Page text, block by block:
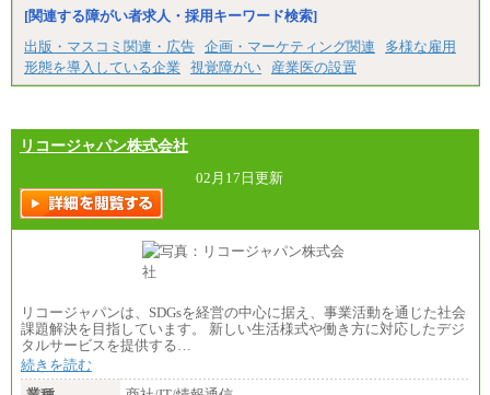
[関連する障がい者求人・採用キーワード検索]
出版・マスコミ関連・広告 企画・マーケティング関連
多様な雇用
形態を導入している企業
視覚障がい 産業医の設置
リコージャパン株式会社
02月17日更新
リコージャパンは、SDGsを経営の中心に据え、事業活動を通じた社会
課題解決を目指しています。 新しい生活様式や働き方に対応したデジ
タルサービスを提供する…
続きを読む